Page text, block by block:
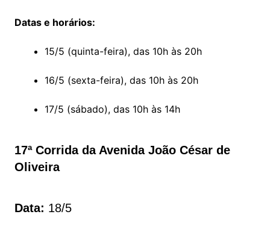
Datas e horários:
15/5 (quinta-feira), das 10h às 20h
16/5 (sexta-feira), das 10h às 20h
17/5 (sábado), das 10h às 14h
17ª Corrida da Avenida João César de
Oliveira
Data: 18/5